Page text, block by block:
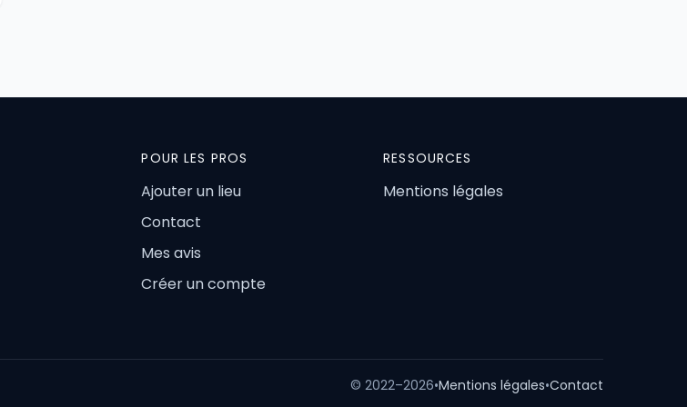
POUR LES PROS
Ajouter un lieu
Contact
Mes avis
Créer un compte
RESSOURCES
Mentions légales
© 2022–2026•Mentions légales•Contact